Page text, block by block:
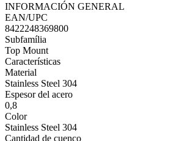
INFORMACIÓN GENERAL
EAN/UPC
8422248369800
Subfamília
Top Mount
Características
Material
Stainless Steel 304
Espesor del acero
0,8
Color
Stainless Steel 304
Cantidad de cuenco